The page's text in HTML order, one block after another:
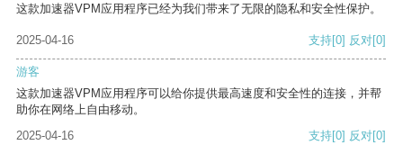
这款加速器VPM应用程序已经为我们带来了无限的隐私和安全性保护。
2025-04-16 支持[0] 反对[0]
游客
这款加速器VPM应用程序可以给你提供最高速度和安全性的连接，并帮
助你在网络上自由移动。
2025-04-16
支持[0] 反对[0]